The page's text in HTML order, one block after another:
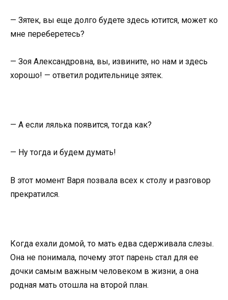
— Зятек, вы еще долго будете здесь ютится, может ко
мне переберетесь?
— Зоя Александровна, вы, извините, но нам и здесь
хорошо! — ответил родительнице зятек.
— А если лялька появится, тогда как?
— Ну тогда и будем думать!
В этот момент Варя позвала всех к столу и разговор
прекратился.
Когда ехали домой, то мать едва сдерживала слезы.
Она не понимала, почему этот парень стал для ее
дочки самым важным человеком в жизни, а она
родная мать отошла на второй план.